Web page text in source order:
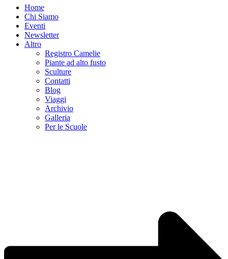
Home
Chi Siamo
Eventi
Newsletter
Altro
Registro Camelie
Piante ad alto fusto
Sculture
Contatti
Blog
Viaggi
Archivio
Galleria
Per le Scuole